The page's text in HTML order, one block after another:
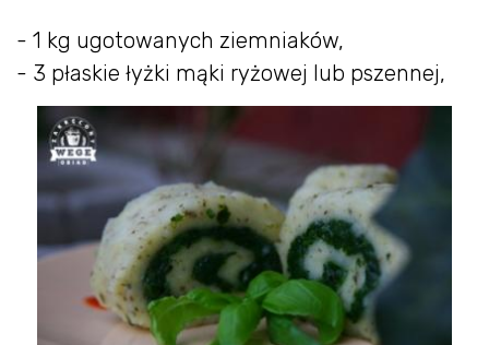
- 1 kg ugotowanych ziemniaków,
- 3 płaskie łyżki mąki ryżowej lub pszennej,